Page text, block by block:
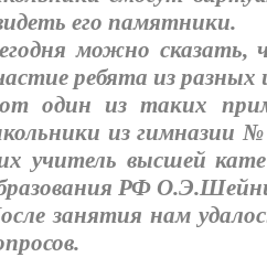
его памятники.
можно сказать,
ребята из разных
один из таких
из гимназии
учитель высшей
РФ
занятия нам